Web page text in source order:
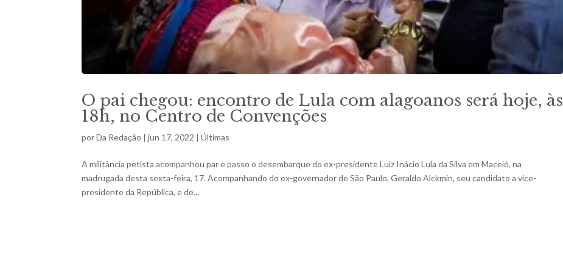
O pai chegou: encontro de Lula com alagoanos será hoje, às
18h, no Centro de Convenções
porDa Redação |jun 17, 2022 |Últimas
A militância petista acompanhou par e passo o desembarque do ex-presidente Luiz Inácio Lula da Silva em Maceió, na
madrugada desta sexta-feira, 17. Acompanhando do ex-governador de São Paulo, Geraldo Alckmin, seu candidato a vice-
presidente da República, e de...